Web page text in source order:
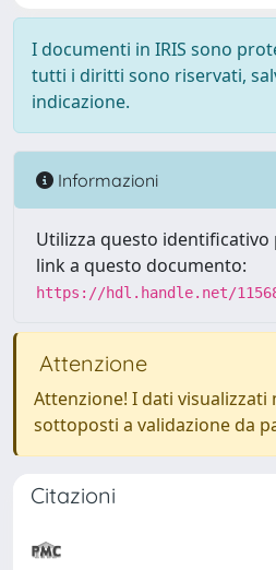
I documenti in IRIS sono
tutti i diritti sono riservati,
indicazione.
Informazioni
Utilizza questo
link a questo documento:
https://hdl.handle.net/
Attenzione
Attenzione! I dati visualizzati
sottoposti a validazione da
Citazioni